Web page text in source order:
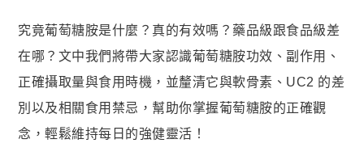
蛟龍．南非醉茄+葫蘆巴
戰神．超級薑黃素+頂級紅蔘
猛虎．酵母B群+酵母鋅
🏅 世界品質評鑑-特金獎
究竟葡萄糖胺是什麼？真的有效嗎？藥品級跟食品級差
在哪？文中我們將帶大家認識葡萄糖胺功效、副作用、
正確攝取量與食用時機，並釐清它與軟骨素、UC2 的差
別以及相關食用禁忌，幫助你掌握葡萄糖胺的正確觀
念，輕鬆維持每日的強健靈活！